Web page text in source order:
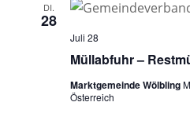
DI.
28
Müllabfuhr –
Juli 28
Marktgemeinde Wölbling
Österreich